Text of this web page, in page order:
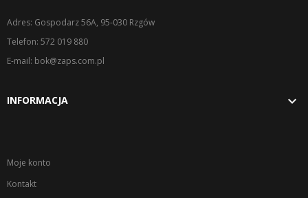
Adres: Gospodarz 56A, 95-030 Rzgów
Telefon: 572 019 880
E-mail: bok@zaps.com.pl
INFORMACJA 
Moje konto
Kontakt